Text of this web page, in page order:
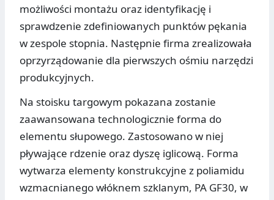
możliwości montażu oraz identyfikację i
sprawdzenie zdefiniowanych punktów pękania
w zespole stopnia. Następnie firma zrealizowała
oprzyrządowanie dla pierwszych ośmiu narzędzi
produkcyjnych.
Na stoisku targowym pokazana zostanie
zaawansowana technologicznie forma do
elementu słupowego. Zastosowano w niej
pływające rdzenie oraz dyszę iglicową. Forma
wytwarza elementy konstrukcyjne z poliamidu
wzmacnianego włóknem szklanym, PA GF30, w